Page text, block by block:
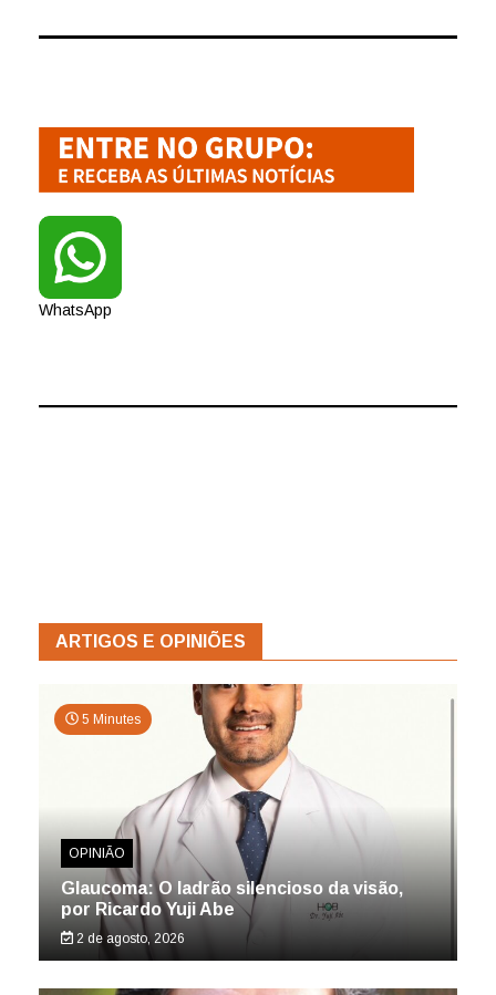
WhatsApp
ARTIGOS E OPINIÕES
5 Minutes
OPINIÃO
Glaucoma: O ladrão silencioso da visão,
por Ricardo Yuji Abe
2 de agosto, 2026